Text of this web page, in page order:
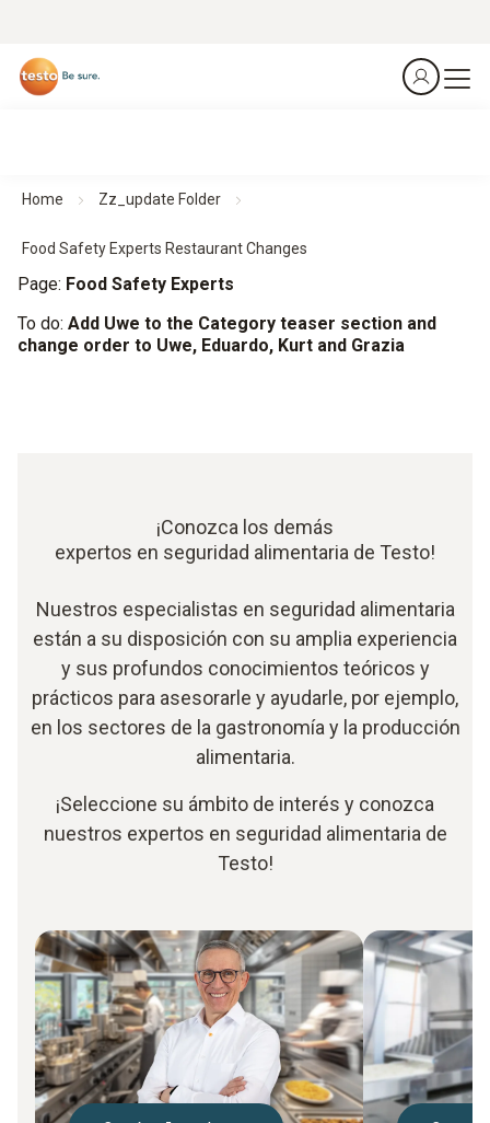
Home Zz_update Folder
Food Safety Experts Restaurant Changes
Page: Food Safety Experts
To do: Add Uwe to the Category teaser section and
change order to Uwe, Eduardo, Kurt and Grazia
¡Conozca los demás
expertos en seguridad alimentaria de Testo!
Nuestros especialistas en seguridad alimentaria
están a su disposición con su amplia experiencia
y sus profundos conocimientos teóricos y
prácticos para asesorarle y ayudarle, por ejemplo,
en los sectores de la gastronomía y la producción
alimentaria.
¡Seleccione su ámbito de interés y conozca
nuestros expertos en seguridad alimentaria de
Testo!